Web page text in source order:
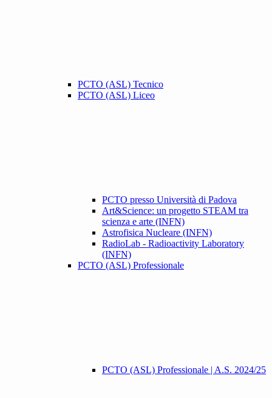
PCTO (ASL) Tecnico
PCTO (ASL) Liceo
PCTO presso Università di Padova
Art&Science: un progetto STEAM tra
scienza e arte (INFN)
Astrofisica Nucleare (INFN)
RadioLab - Radioactivity Laboratory
(INFN)
PCTO (ASL) Professionale
PCTO (ASL) Professionale | A.S. 2024/25